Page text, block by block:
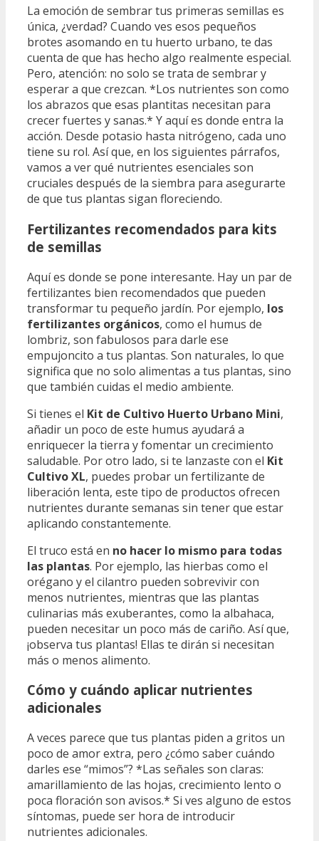
La emoción de sembrar tus primeras semillas es
única, ¿verdad? Cuando ves esos pequeños
brotes asomando en tu huerto urbano, te das
cuenta de que has hecho algo realmente especial.
Pero, atención: no solo se trata de sembrar y
esperar a que crezcan. *Los nutrientes son como
los abrazos que esas plantitas necesitan para
crecer fuertes y sanas.* Y aquí es donde entra la
acción. Desde potasio hasta nitrógeno, cada uno
tiene su rol. Así que, en los siguientes párrafos,
vamos a ver qué nutrientes esenciales son
cruciales después de la siembra para asegurarte
de que tus plantas sigan floreciendo.
Fertilizantes recomendados para kits
de semillas
Aquí es donde se pone interesante. Hay un par de
fertilizantes bien recomendados que pueden
transformar tu pequeño jardín. Por ejemplo, los
fertilizantes orgánicos, como el humus de
lombriz, son fabulosos para darle ese
empujoncito a tus plantas. Son naturales, lo que
significa que no solo alimentas a tus plantas, sino
que también cuidas el medio ambiente.
Si tienes el Kit de Cultivo Huerto Urbano Mini,
añadir un poco de este humus ayudará a
enriquecer la tierra y fomentar un crecimiento
saludable. Por otro lado, si te lanzaste con el Kit
Cultivo XL, puedes probar un fertilizante de
liberación lenta, este tipo de productos ofrecen
nutrientes durante semanas sin tener que estar
aplicando constantemente.
El truco está en no hacer lo mismo para todas
las plantas. Por ejemplo, las hierbas como el
orégano y el cilantro pueden sobrevivir con
menos nutrientes, mientras que las plantas
culinarias más exuberantes, como la albahaca,
pueden necesitar un poco más de cariño. Así que,
¡observa tus plantas! Ellas te dirán si necesitan
más o menos alimento.
Cómo y cuándo aplicar nutrientes
adicionales
A veces parece que tus plantas piden a gritos un
poco de amor extra, pero ¿cómo saber cuándo
darles ese “mimos”? *Las señales son claras:
amarillamiento de las hojas, crecimiento lento o
poca floración son avisos.* Si ves alguno de estos
síntomas, puede ser hora de introducir
nutrientes adicionales.